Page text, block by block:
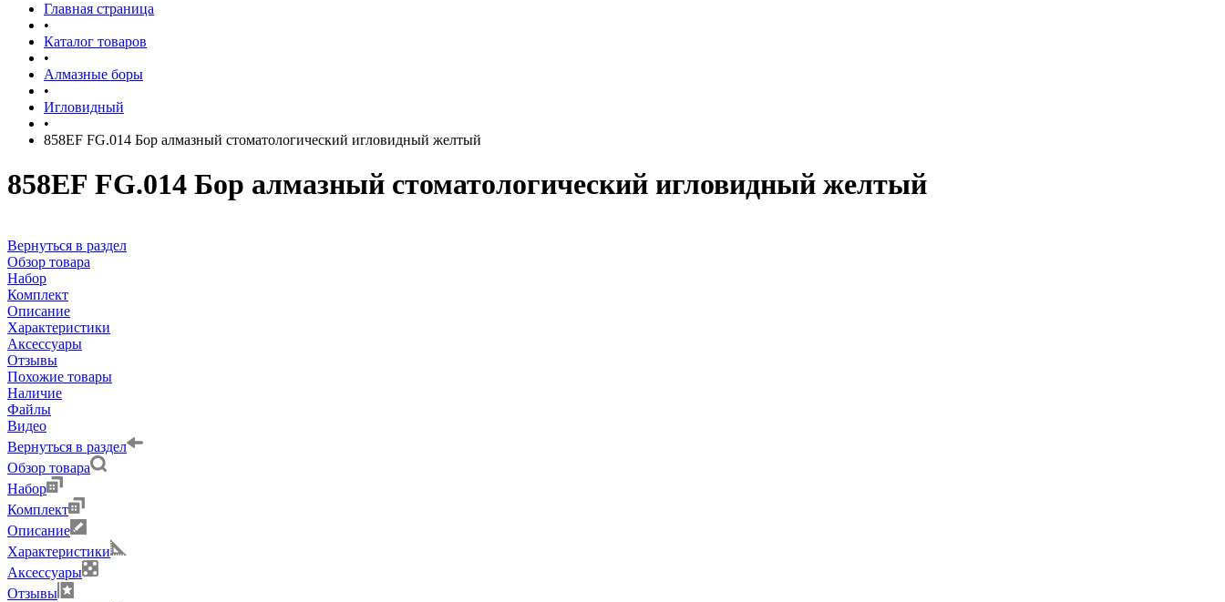
Главная страница
•
Каталог товаров
•
Алмазные боры
•
Игловидный
•
858EF FG.014 Бор алмазный стоматологический игловидный желтый
858EF FG.014 Бор алмазный стоматологический игловидный желтый
Вернуться в раздел
Обзор товара
Набор
Комплект
Описание
Характеристики
Аксессуары
Отзывы
Похожие товары
Наличие
Файлы
Видео
Вернуться в раздел
Обзор товара
Набор
Комплект
Описание
Характеристики
Аксессуары
Отзывы